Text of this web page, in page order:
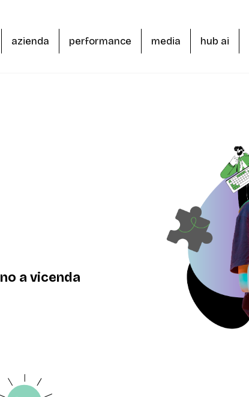
azienda performance media hub ai
a vicenda